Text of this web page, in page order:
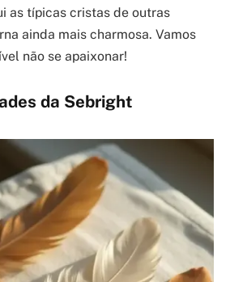
as típicas cristas de outras
ainda mais charmosa. Vamos
não se apaixonar!
da Sebright